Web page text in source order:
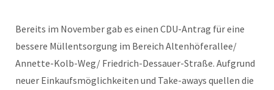
Bereits im November gab es einen CDU-Antrag für eine
bessere Müllentsorgung im Bereich Altenhöferallee/
Annette-Kolb-Weg/ Friedrich-Dessauer-Straße. Aufgrund
neuer Einkaufsmöglichkeiten und Take-aways quellen die